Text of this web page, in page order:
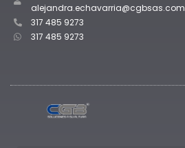
alejandra.echavarria@cgbsas.com
317 485 9273
317 485 9273